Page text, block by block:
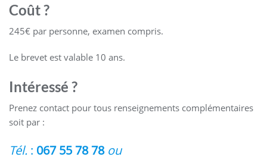
Coût ?
245€ par personne, examen compris.
Le brevet est valable 10 ans.
Intéressé ?
Prenez contact pour tous renseignements complémentaires
soit par :
Tél. : 067 55 78 78 ou